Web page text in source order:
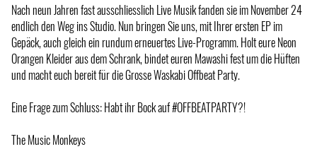
Nach neun Jahren fast ausschliesslich Live Musik fanden sie im November 24
endlich den Weg ins Studio. Nun bringen Sie uns, mit Ihrer ersten EP im
Gepäck, auch gleich ein rundum erneuertes Live-Programm. Holt eure Neon
Orangen Kleider aus dem Schrank, bindet euren Mawashi fest um die Hüften
und macht euch bereit für die Grosse Waskabi Offbeat Party.
Eine Frage zum Schluss: Habt ihr Bock auf #OFFBEATPARTY?!
The Music Monkeys